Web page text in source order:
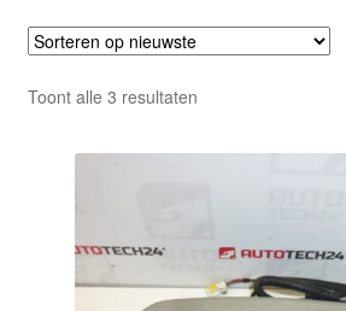
Toont alle 3 resultatenGesorteerd
nieuwste